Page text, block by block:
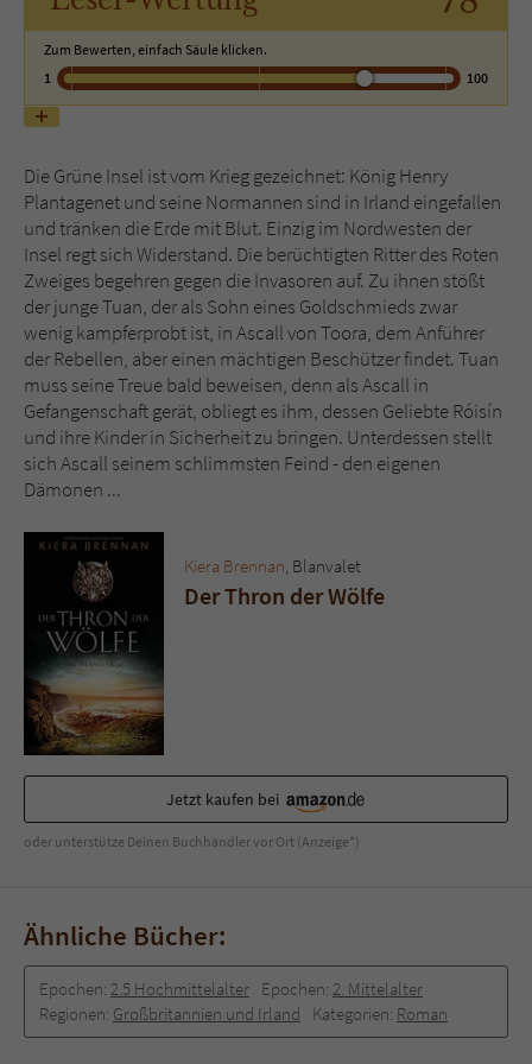
Zum Bewerten, einfach Säule klicken.
1
100
Die Grüne Insel ist vom Krieg gezeichnet: König Henry
Plantagenet und seine Normannen sind in Irland eingefallen
und tränken die Erde mit Blut. Einzig im Nordwesten der
Insel regt sich Widerstand. Die berüchtigten Ritter des Roten
Zweiges begehren gegen die Invasoren auf. Zu ihnen stößt
der junge Tuan, der als Sohn eines Goldschmieds zwar
wenig kampferprobt ist, in Ascall von Toora, dem Anführer
der Rebellen, aber einen mächtigen Beschützer findet. Tuan
muss seine Treue bald beweisen, denn als Ascall in
Gefangenschaft gerät, obliegt es ihm, dessen Geliebte Róisín
und ihre Kinder in Sicherheit zu bringen. Unterdessen stellt
sich Ascall seinem schlimmsten Feind - den eigenen
Dämonen ...
Kiera Brennan , Blanvalet
Der Thron der Wölfe
Jetzt kaufen bei
oder unterstütze Deinen Buchhändler vor Ort (Anzeige*)
Ähnliche Bücher:
Epochen: 2.5 Hochmittelalter Epochen: 2. Mittelalter
Regionen: Großbritannien und Irland Kategorien: Roman
Name tx_pwcomments_ahash
Anbieter Literatur-Couch Medien GmbH & Co. KG
Laufzeit
Zweck Cookie für Kommentare einzelner Buchtitel
Name fe_typo_user
Anbieter Literatur-Couch Medien GmbH & Co. KG
Laufzeit Session
Dieses Cookie gewährleistet die
überprüfen.